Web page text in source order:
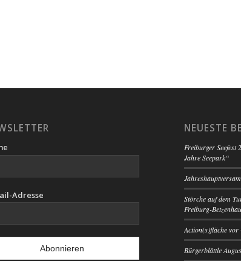
Adresse
NEUESTE
Freiburger
Jahre Seepark“
Störche auf dem
Freiburg-
Action(s)fläche
Bürgerblättle